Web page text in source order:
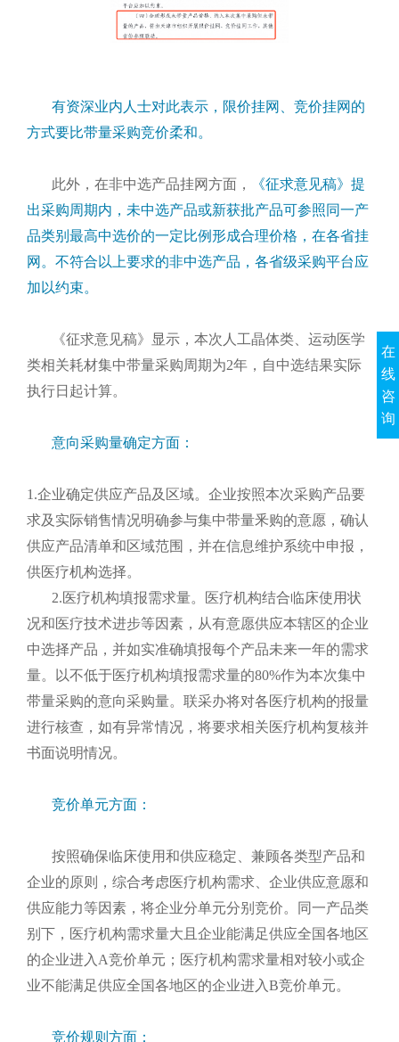
有资深业内人士对此表示，限价挂网、竞价挂网的
方式要比带量采购竞价柔和。
此外，在非中选产品挂网方面，
《征求意见稿》提
出采购周期内，未中选产品或新获批产品可参照同一产
品类别最高中选价的一定比例形成合理价格，在各省挂
网。不符合以上要求的非中选产品，各省级采购平台应
加以约束。
《征求意见稿》显示，本次人工晶体类、运动医学
类相关耗材集中带量采购周期为2年，自中选结果实际
执行日起计算。
意向采购量确定方面：
1.企业确定供应产品及区域。企业按照本次采购产品要
求及实际销售情况明确参与集中带量釆购的意愿，确认
供应产品清单和区域范围，并在信息维护系统中申报，
供医疗机构选择。
2.医疗机构填报需求量。医疗机构结合临床使用状
况和医疗技术进步等因素，从有意愿供应本辖区的企业
中选择产品，并如实准确填报每个产品未来一年的需求
量。以不低于医疗机构填报需求量的80%作为本次集中
带量采购的意向采购量。联采办将对各医疗机构的报量
进行核查，如有异常情况，将要求相关医疗机构复核并
书面说明情况。
竞价单元方面：
按照确保临床使用和供应稳定、兼顾各类型产品和
企业的原则，综合考虑医疗机构需求、企业供应意愿和
供应能力等因素，将企业分单元分别竞价。同一产品类
别下，医疗机构需求量大且企业能满足供应全国各地区
的企业进入A竞价单元；医疗机构需求量相对较小或企
业不能满足供应全国各地区的企业进入B竞价单元。
竞价规则方面：
在
线
咨
询